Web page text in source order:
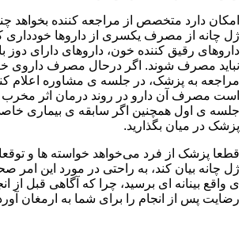
امکان دارد متخصص از مراجعه کننده بخواهد
ژل چانه از مصرف یکسری از داروها خودداری
نباید مصرف شوند. اگر درحال مصرف داروی
مراجعه به پزشک، در جلسه ی مشاوره اعلام
است مصرف آن دارو در روند درمان اثر مخرب
جلسه ی اول همچنین اگر سابقه ی بیماری خاصی
پزشک در میان بگذارید.
قطعا پزشک از فرد می‌خواهد خواسته ها و
ژل چانه بیان کند، به راحتی در مورد این امر
ی واقع بینانه ای برسید، چرا که آگاهی قبل از
رضایت پس از انجام را برای شما به ارمغان